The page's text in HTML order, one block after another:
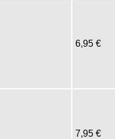
6,95 €
7,95 €